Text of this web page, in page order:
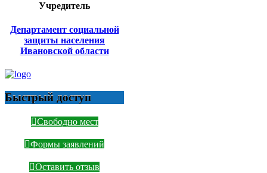
Учредитель
Департамент социальной
защиты населения
Ивановской области
Быстрый доступ
Свободно мест
Формы заявлений
Оставить отзыв